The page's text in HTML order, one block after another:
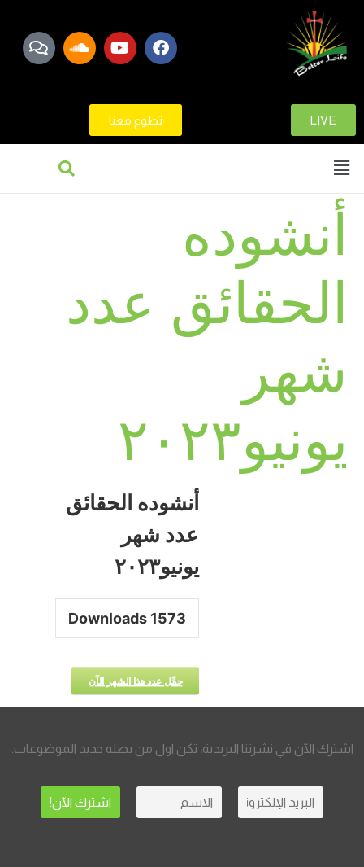
LIVE تطوع معنا
أنشوده
الحقائق عدد
شهر
يونيو٢٠٢٣
أنشوده الحقائق
عدد شهر
يونيو٢٠٢٣
1573
حمِّل عدد هذا الشهر الآن
اشترك الآن في نشرتنا البريدية، تكن اول من يصله جديد الموضوعات.